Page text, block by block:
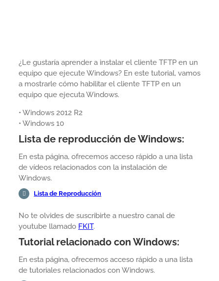
¿Le gustaría aprender a instalar el cliente TFTP en un
equipo que ejecute Windows? En este tutorial, vamos
a mostrarle cómo habilitar el cliente TFTP en un
equipo que ejecuta Windows.
• Windows 2012 R2
• Windows 10
Lista de reproducción de Windows:
En esta página, ofrecemos acceso rápido a una lista
de vídeos relacionados con la instalación de
Windows.
Lista de Reproducción
No te olvides de suscribirte a nuestro canal de
youtube llamado FKIT.
Tutorial relacionado con Windows:
En esta página, ofrecemos acceso rápido a una lista
de tutoriales relacionados con Windows.